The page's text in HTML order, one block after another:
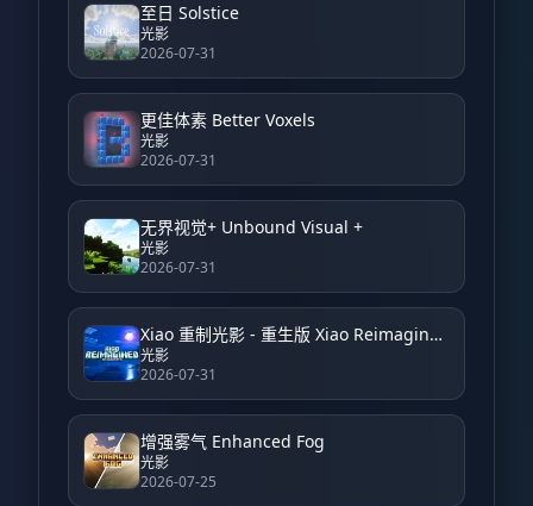
至日 Solstice
光影
2026-07-31
更佳体素 Better Voxels
光影
2026-07-31
无界视觉+ Unbound Visual +
光影
2026-07-31
Xiao 重制光影 - 重生版 Xiao Reimagined Shader - Reborn
光影
2026-07-31
增强雾气 Enhanced Fog
光影
2026-07-25